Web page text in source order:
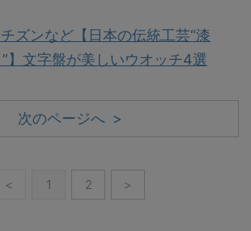
ズンなど【日本の伝統工芸“漆
”】文字盤が美しいウオッチ4選
次のページへ >
< 1 2 >